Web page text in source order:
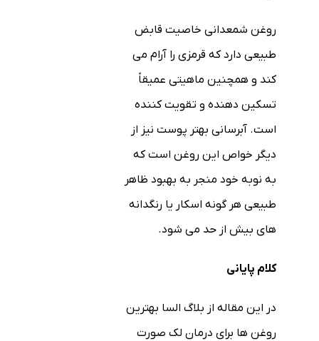
روغن شمعدانی خاصیت قابض
طبیعی دارد که قرمزی را آرام می
کند و همچنین ماهیتی عمیقاً
تسکین دهنده و تقویت کننده
است. آبرسانی بهتر پوست نیز از
دیگر خواص این روغن است که
به نوبه خود منجر به بهبود ظاهر
طبیعی هر گونه اسکار یا رنگدانه
های بیش از حد می شود.
کلام پایانی
در این مقاله از بلاگ السا بهترین
روغن ها برای درمان لک صورت